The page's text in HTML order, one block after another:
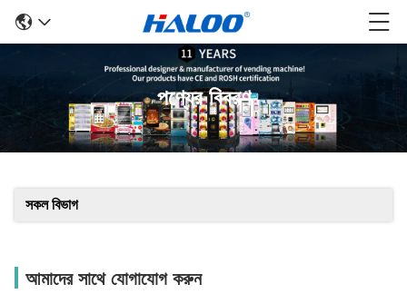
পণ্যের বিবরণ
সকল বিভাগ
আমাদের সাথে যোগাযোগ করুন